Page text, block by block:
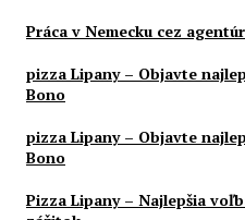
Práca v Nemecku cez
pizza Lipany – Objavte
Bono
pizza Lipany – Objavte
Bono
Pizza Lipany – Najlepšia